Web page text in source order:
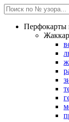
Перфокарты